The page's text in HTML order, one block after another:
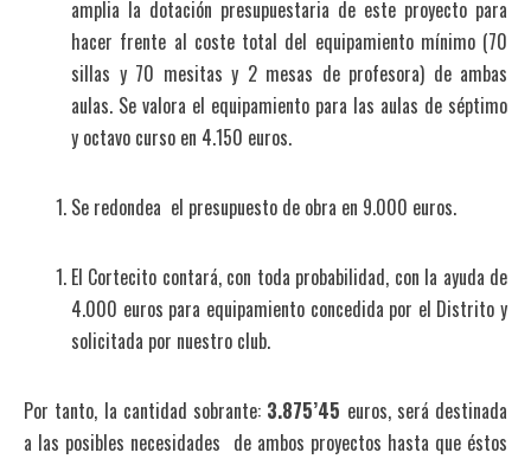
amplia la dotación presupuestaria de este proyecto para
hacer frente al coste total del equipamiento mínimo (70
sillas y 70 mesitas y 2 mesas de profesora) de ambas
aulas. Se valora el equipamiento para las aulas de séptimo
y octavo curso en 4.150 euros.
Se redondea el presupuesto de obra en 9.000 euros.
El Cortecito contará, con toda probabilidad, con la ayuda de
4.000 euros para equipamiento concedida por el Distrito y
solicitada por nuestro club.
Por tanto, la cantidad sobrante: 3.875’45 euros, será destinada
a las posibles necesidades de ambos proyectos hasta que éstos